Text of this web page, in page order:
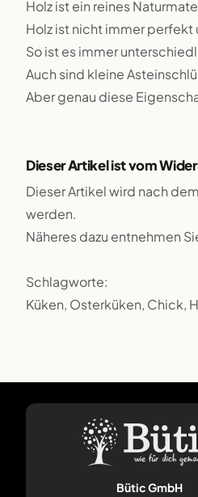
Holz ist ein reines
Holz ist nicht immer
So ist es immer
Auch sind kleine
Aber genau diese
Dieser Artikel ist vom
Dieser Artikel wird nach
werden.
Näheres dazu entnehmen
Schlagworte:
Küken, Osterküken, Chick,
Bütic GmbH